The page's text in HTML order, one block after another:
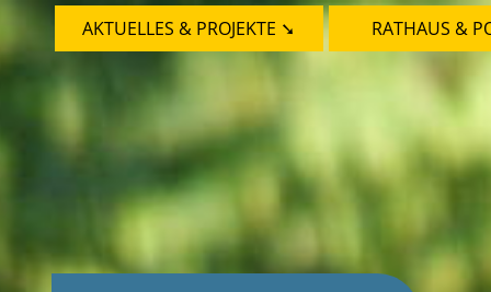
AKTUELLES & PROJEKTE ➘ RATHAUS &